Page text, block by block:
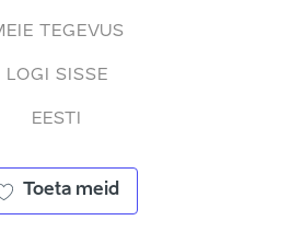
TEGEVUS
LOGI SISSE
EESTI
Toeta meid